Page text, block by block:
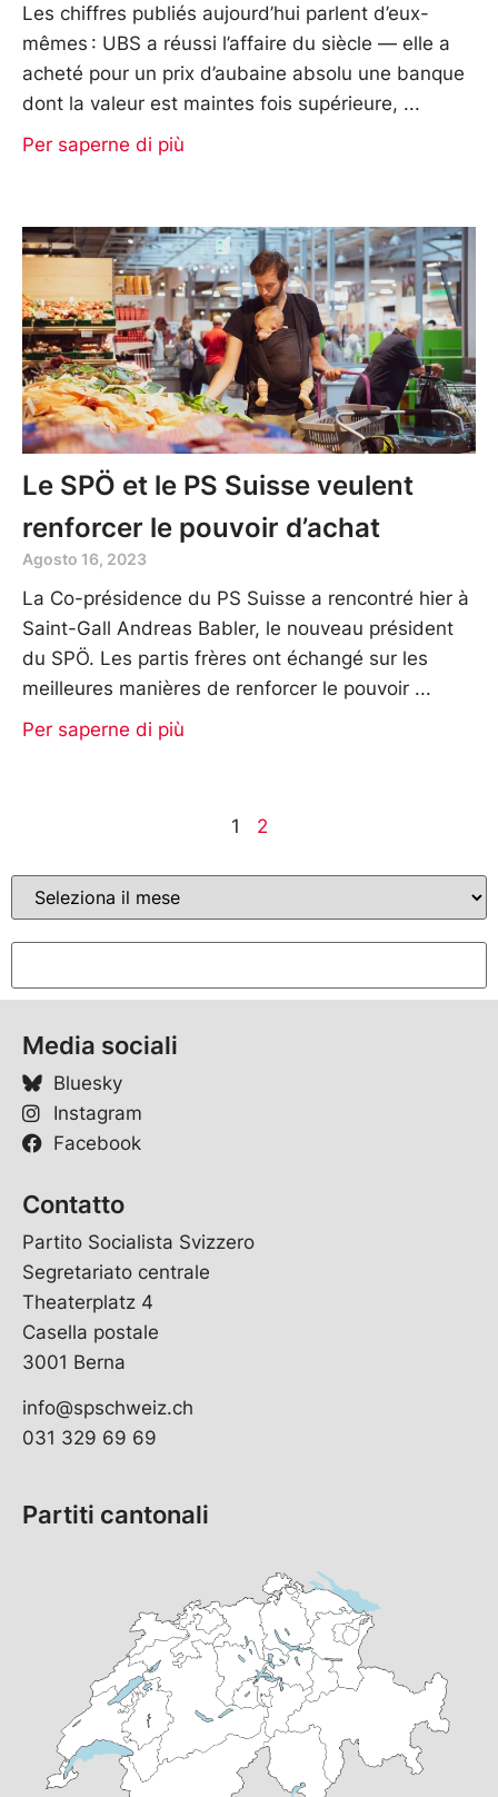
Les chiffres publiés aujourd’hui parlent d’eux-
mêmes : UBS a réussi l’affaire du siècle — elle a
acheté pour un prix d’aubaine absolu une banque
dont la valeur est maintes fois supérieure,
Per saperne di più
Le SPÖ et le PS Suisse veulent
renforcer le pouvoir d’achat
Agosto 16, 2023
La Co-présidence du PS Suisse a rencontré hier à
Saint-Gall Andreas Babler, le nouveau président
du SPÖ. Les partis frères ont échangé sur les
meilleures manières de renforcer le pouvoir
Per saperne di più
1 2
Media sociali
Bluesky
Instagram
Facebook
Contatto
Partito Socialista Svizzero
Segretariato centrale
Theaterplatz 4
Casella postale
3001 Berna
info@spschweiz.ch
031 329 69 69
Partiti cantonali